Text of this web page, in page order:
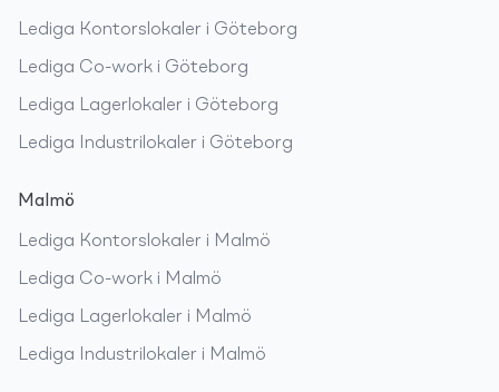
Lediga Kontorslokaler i Göteborg
Lediga Co-work i Göteborg
Lediga Lagerlokaler i Göteborg
Lediga Industrilokaler i Göteborg
Malmö
Lediga Kontorslokaler i Malmö
Lediga Co-work i Malmö
Lediga Lagerlokaler i Malmö
Lediga Industrilokaler i Malmö